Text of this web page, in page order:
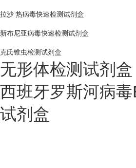
拉沙 热病毒快速检测试剂盒
新布尼亚病毒快速检测试剂盒
克氏锥虫检测试剂盒
无形体检测试剂盒
西班牙罗斯河病
试剂盒